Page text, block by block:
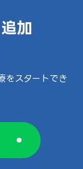
加
をスタートでき